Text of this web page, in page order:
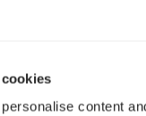
content
を実現